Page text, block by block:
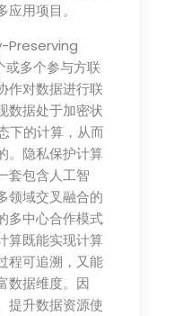
用项目。
Preserving
多个参与方联
作对数据进行联
数据处于加密状
下的计算，从而
。隐私保护计算
套包含人工智
领域交叉融合的
多中心合作模式
算既能实现计算
程可追溯，又能
数据维度。因
提升数据资源使